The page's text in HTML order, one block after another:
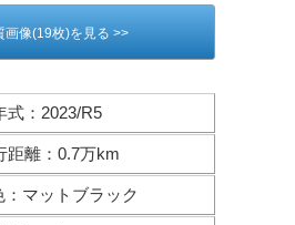
画像(19枚)を見る >>
式 ： 2023/R5
距離： 0.7万km
： マットブラック